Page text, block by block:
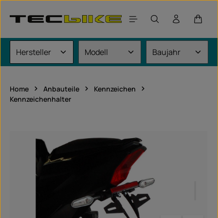
Home Anbauteile
Kennzeichen
Kennzeichenhalter